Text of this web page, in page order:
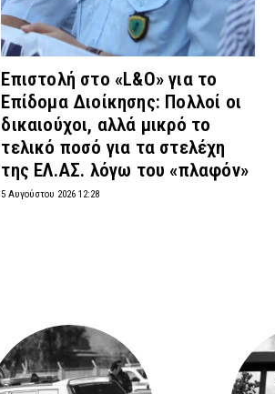
Επιστολή στο «L&O» για το
Επίδομα Διοίκησης: Πολλοί οι
δικαιούχοι, αλλά μικρό το
τελικό ποσό για τα στελέχη
της ΕΛ.ΑΣ. λόγω του «πλαφόν»
5 Αυγούστου 2026 12:28